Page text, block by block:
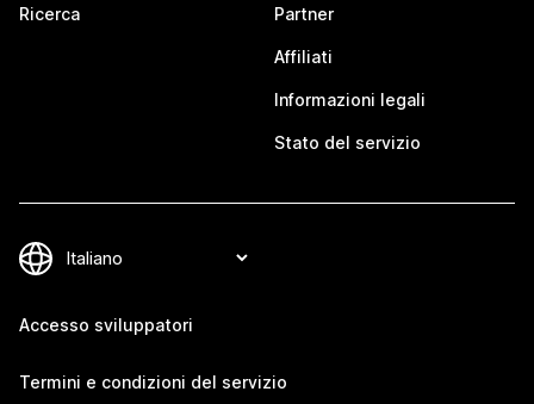
Ricerca Partner
Affiliati
Informazioni legali
Stato del servizio
Accesso sviluppatori
Termini e condizioni del servizio